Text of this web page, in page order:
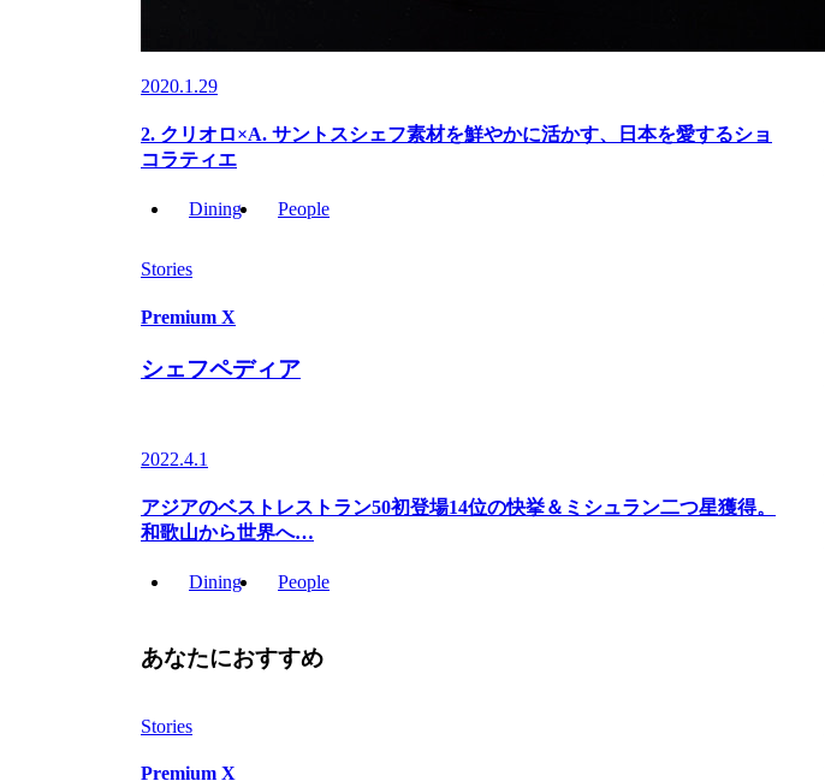
2020.1.29
2. クリオロ×A. サントスシェフ素材を鮮やかに活かす、日本を愛するショ
コラティエ
Dining People
Stories
Premium X
シェフペディア
2022.4.1
アジアのベストレストラン50初登場14位の快挙＆ミシュラン二つ星獲得。
和歌山から世界へ…
Dining People
あなたにおすすめ
Stories
Premium X